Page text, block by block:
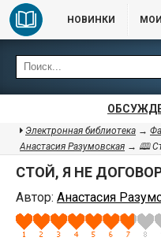
НОВИНКИ
Электронная библиотека →
Анастасия Разумовская → 🕮
СТОЙ, Я НЕ
Автор: Анастасия